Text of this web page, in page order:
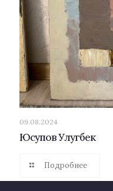
09.08.2024
Юсупов Улугбек
Подробнее